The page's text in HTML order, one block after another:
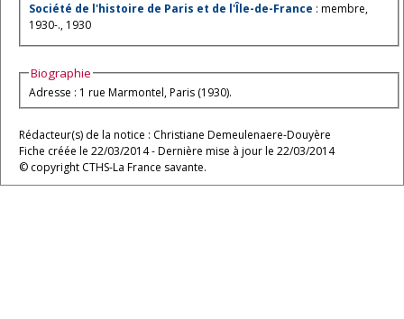
Société de l'histoire de Paris et de l'Île-de-France : membre,
1930-., 1930
Biographie
Adresse : 1 rue Marmontel, Paris (1930).
Rédacteur(s) de la notice : Christiane Demeulenaere-Douyère
Fiche créée le 22/03/2014 - Dernière mise à jour le 22/03/2014
© copyright CTHS-La France savante.